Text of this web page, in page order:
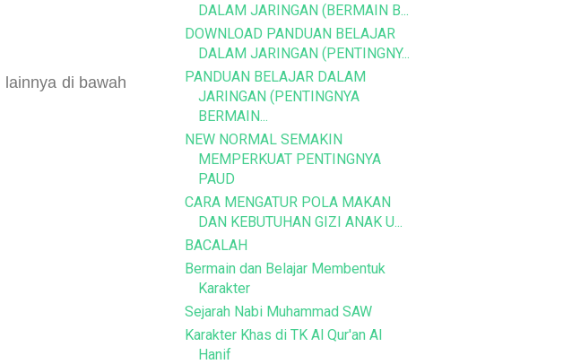
lainnya di bawah
DALAM JARINGAN (BERMAIN B...
DOWNLOAD PANDUAN BELAJAR
DALAM JARINGAN (PENTINGNY...
PANDUAN BELAJAR DALAM
JARINGAN (PENTINGNYA
BERMAIN...
NEW NORMAL SEMAKIN
MEMPERKUAT PENTINGNYA
PAUD
CARA MENGATUR POLA MAKAN
DAN KEBUTUHAN GIZI ANAK U...
BACALAH
Bermain dan Belajar Membentuk
Karakter
Sejarah Nabi Muhammad SAW
Karakter Khas di TK Al Qur'an Al
Hanif